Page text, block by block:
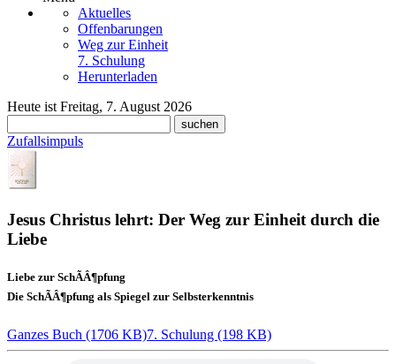
Aktuelles
Offenbarungen
Weg zur Einheit
7. Schulung
Herunterladen
Heute ist Freitag, 7. August 2026
Zufallsimpuls
Jesus Christus lehrt: Der Weg zur Einheit durch die
Liebe
Liebe zur SchÃÂ¶pfung
Die SchÃÂ¶pfung als Spiegel zur Selbsterkenntnis
Ganzes Buch (1706 KB)7. Schulung (198 KB)